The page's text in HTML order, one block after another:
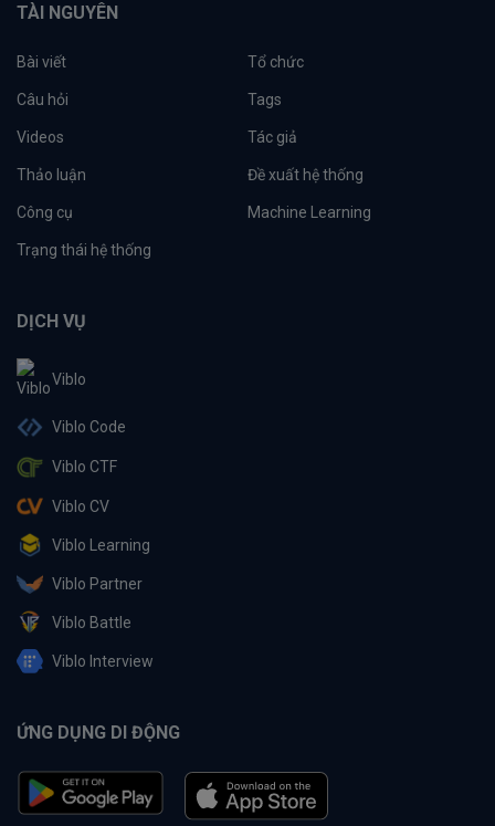
TÀI NGUYÊN
Bài viết Tổ chức
Câu hỏi Tags
Videos Tác giả
Thảo luận Đề xuất hệ thống
Công cụ Machine Learning
Trạng thái hệ thống
DỊCH VỤ
Viblo
Viblo Code
Viblo CTF
Viblo CV
Viblo Learning
Viblo Partner
Viblo Battle
Viblo Interview
ỨNG DỤNG DI ĐỘNG